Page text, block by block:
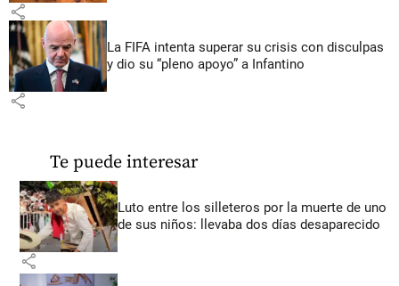
share
La FIFA intenta superar su crisis con disculpas
y dio su “pleno apoyo” a Infantino
share
Te puede interesar
Luto entre los silleteros por la muerte de uno
de sus niños: llevaba dos días desaparecido
share